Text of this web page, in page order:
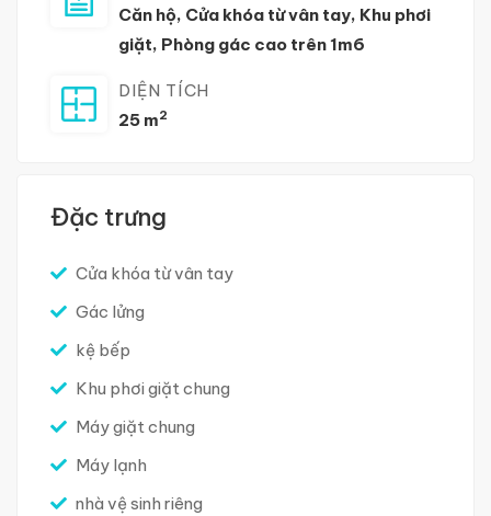
Căn hộ, Cửa khóa từ vân tay, Khu phơi
giặt, Phòng gác cao trên 1m6
DIỆN TÍCH
25 m2
Đặc trưng
Cửa khóa từ vân tay
Gác lửng
kệ bếp
Khu phơi giặt chung
Máy giặt chung
Máy lạnh
nhà vệ sinh riêng